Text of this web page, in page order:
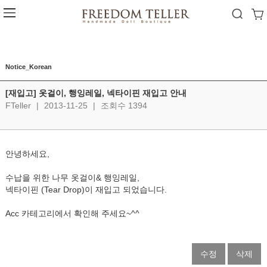
Notice_Korean
[재입고] 옷걸이, 행잉레일, 넥타이핀 재입고 안내
FTeller
| 2013-11-25 | 조회수 1394
안녕하세요,
수납을 위한 나무 옷걸이& 행잉레일,
넥타이핀 (Tear Drop)이 재입고 되었습니다.
Acc 카테고리에서 확인해 주세요~^^
수정 삭제